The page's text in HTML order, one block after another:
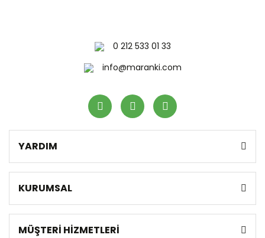
0 212 533 01 33
info@maranki.com
YARDIM
KURUMSAL
MÜŞTERİ HİZMETLERİ